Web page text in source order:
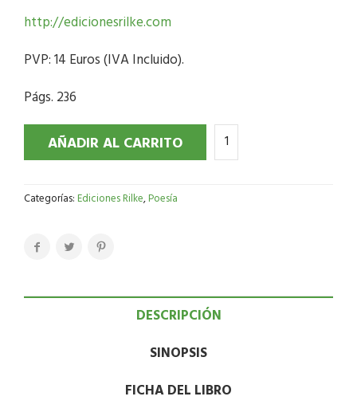
http://edicionesrilke.com
PVP: 14 Euros (IVA Incluido).
Págs. 236
AÑADIR AL CARRITO
Categorías:Ediciones Rilke,Poesía
DESCRIPCIÓN
SINOPSIS
FICHA DEL LIBRO